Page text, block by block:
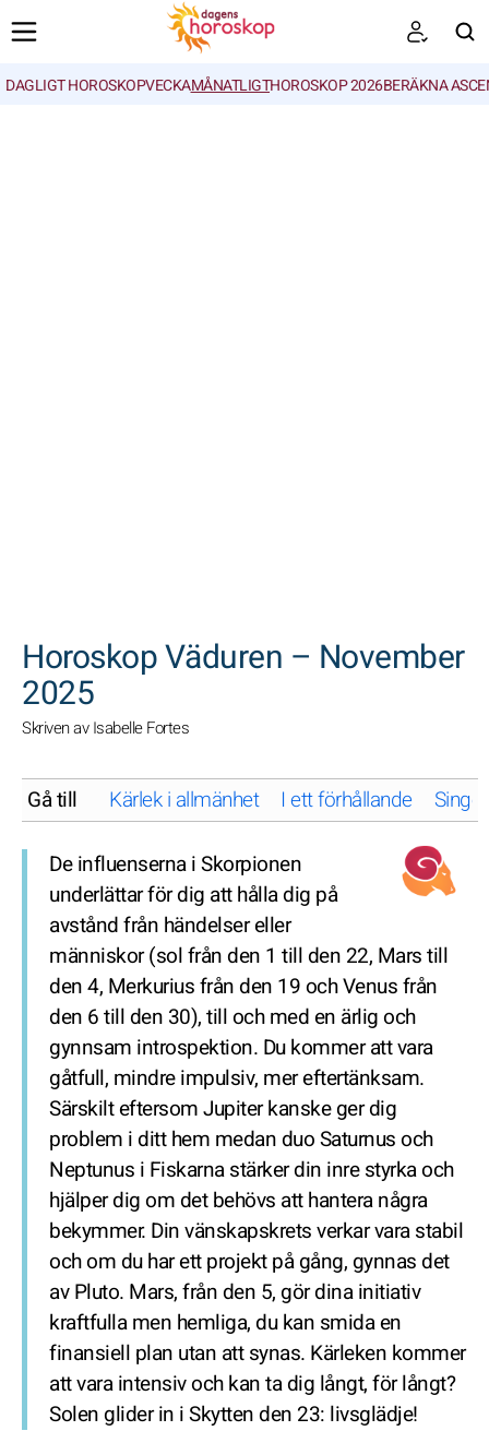
DAGLIGT HOROSKOPVECKAMÅNATLIGTHOROSKOP 2026BERÄKNA
Horoskop Väduren – November
2025
Skriven av Isabelle Fortes
Gå till Kärlek i allmänhet I ett förhållande Singel
De influenserna i Skorpionen
underlättar för dig att hålla dig på
avstånd från händelser eller
människor (sol från den 1 till den 22, Mars till
den 4, Merkurius från den 19 och Venus från
den 6 till den 30), till och med en ärlig och
gynnsam introspektion. Du kommer att vara
gåtfull, mindre impulsiv, mer eftertänksam.
Särskilt eftersom Jupiter kanske ger dig
problem i ditt hem medan duo Saturnus och
Neptunus i Fiskarna stärker din inre styrka och
hjälper dig om det behövs att hantera några
bekymmer. Din vänskapskrets verkar vara stabil
och om du har ett projekt på gång, gynnas det
av Pluto. Mars, från den 5, gör dina initiativ
kraftfulla men hemliga, du kan smida en
finansiell plan utan att synas. Kärleken kommer
att vara intensiv och kan ta dig långt, för långt?
Solen glider in i Skytten den 23: livsglädje!